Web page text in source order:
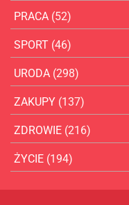
PRACA (52)
SPORT (46)
URODA (298)
ZAKUPY (137)
ZDROWIE (216)
ŻYCIE (194)